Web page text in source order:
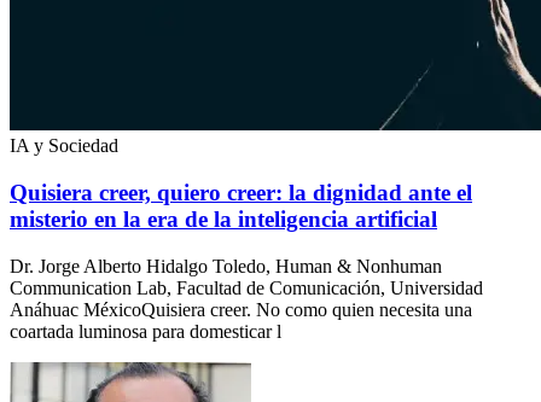
IA y Sociedad
Quisiera creer, quiero creer: la dignidad ante el
misterio en la era de la inteligencia artificial
Dr. Jorge Alberto Hidalgo Toledo, Human & Nonhuman
Communication Lab, Facultad de Comunicación, Universidad
Anáhuac MéxicoQuisiera creer. No como quien necesita una
coartada luminosa para domesticar l